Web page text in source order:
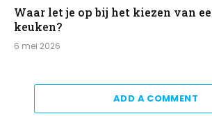
Waar let je op bij het kiezen van
keuken?
6 mei 2026
ADD A COMMENT